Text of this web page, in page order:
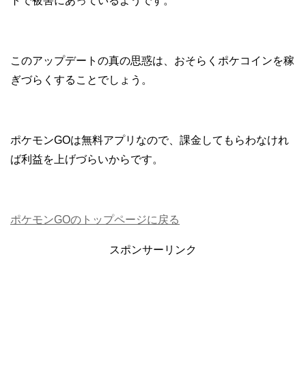
このアップデートの真の思惑は、おそらくポケコインを稼
ぎづらくすることでしょう。
ポケモンGOは無料アプリなので、課金してもらわなけれ
ば利益を上げづらいからです。
ポケモンGOのトップページに戻る
スポンサーリンク